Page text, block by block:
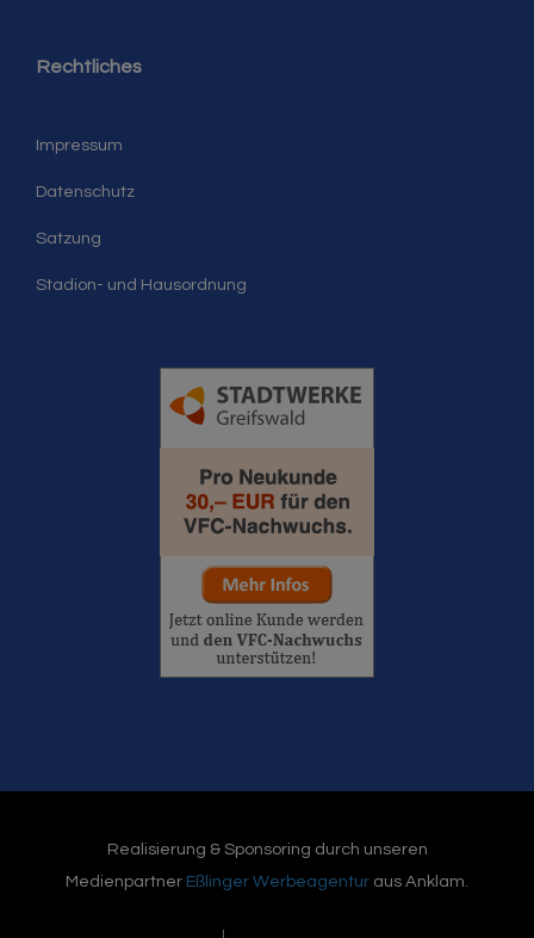
Rechtliches
Impressum
Datenschutz
Satzung
Stadion- und Hausordnung
Realisierung & Sponsoring durch unseren
Medienpartner Eßlinger Werbeagentur aus Anklam.